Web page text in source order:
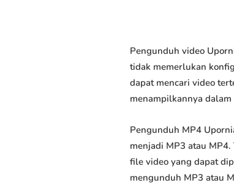
Pengunduh video
tidak memerlukan
dapat mencari video
menampilkannya
Pengunduh MP4
menjadi MP3 atau
file video yang dapat
mengunduh MP3 atau